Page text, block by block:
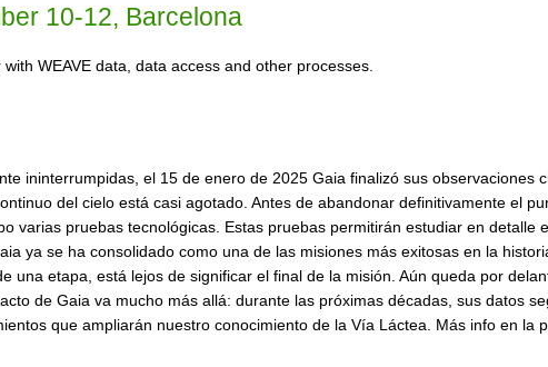
10-12, Barcelona
WEAVE data, data access and other processes.
ininterrumpidas, el 15 de enero de 2025 Gaia finalizó sus observaciones
del cielo está casi agotado. Antes de abandonar definitivamente el
varias pruebas tecnológicas. Estas pruebas permitirán estudiar en detalle
ya se ha consolidado como una de las misiones más exitosas en la
una etapa, está lejos de significar el final de la misión. Aún queda por
de Gaia va mucho más allá: durante las próximas décadas, sus datos
que ampliarán nuestro conocimiento de la Vía Láctea. Más info en la